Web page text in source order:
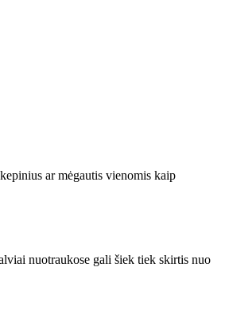
ar mėgautis vienomis kaip
nuotraukose gali šiek tiek skirtis nuo